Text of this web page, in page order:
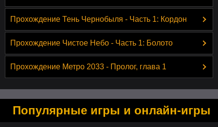
Прохождение Тень Чернобыля - Часть 1: Кордон
Прохождение Чистое Небо - Часть 1: Болото
Прохождение Метро 2033 - Пролог, глава 1
Популярные игры и онлайн-игры